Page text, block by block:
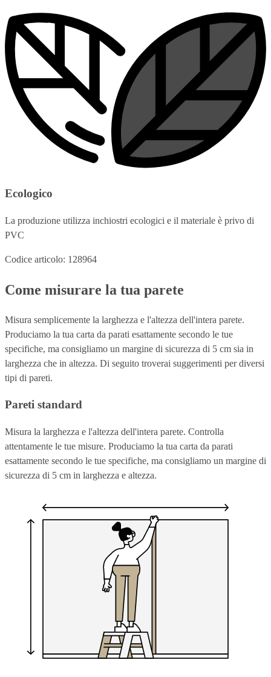
Ecologico
La produzione utilizza inchiostri ecologici e il materiale è privo di
PVC
Codice articolo: 128964
Come misurare la tua parete
Misura semplicemente la larghezza e l'altezza dell'intera parete.
Produciamo la tua carta da parati esattamente secondo le tue
specifiche, ma consigliamo un margine di sicurezza di 5 cm sia in
larghezza che in altezza. Di seguito troverai suggerimenti per diversi
tipi di pareti.
Pareti standard
Misura la larghezza e l'altezza dell'intera parete. Controlla
attentamente le tue misure. Produciamo la tua carta da parati
esattamente secondo le tue specifiche, ma consigliamo un margine di
sicurezza di 5 cm in larghezza e altezza.